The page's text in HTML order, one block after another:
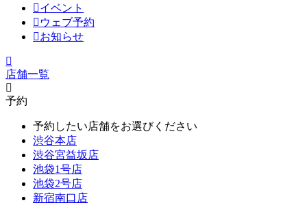
イベント
ウェブ予約
お知らせ
店舗一覧
予約
予約したい店舗をお選びください
渋谷本店
渋谷宮益坂店
池袋1号店
池袋2号店
新宿南口店